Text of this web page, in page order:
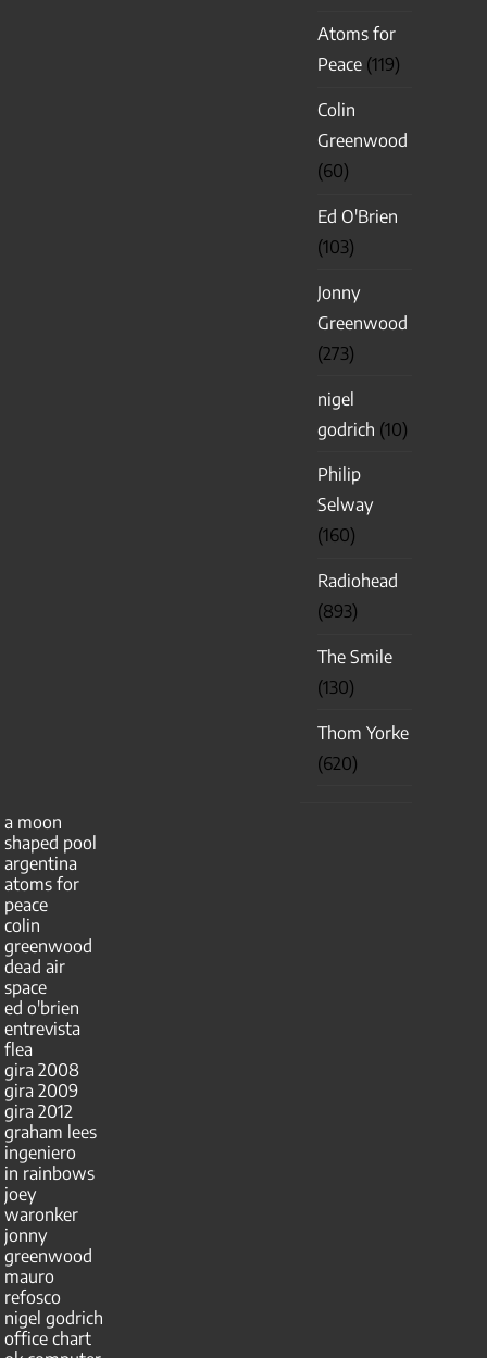
Atoms for
Peace (119)
Colin
Greenwood
(60)
Ed O'Brien
(103)
Jonny
Greenwood
(273)
nigel
godrich (10)
Philip
Selway
(160)
Radiohead
(893)
The Smile
(130)
Thom Yorke
(620)
a moon
shaped pool
argentina
atoms for
peace
colin
greenwood
dead air
space
ed o'brien
entrevista
flea
gira 2008
gira 2009
gira 2012
graham lees
ingeniero
in rainbows
joey
waronker
jonny
greenwood
mauro
refosco
nigel godrich
office chart